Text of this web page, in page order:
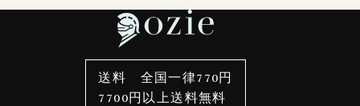
い。
ご希望の方は、「希望する」
ご不要の方は、「不要」
カフスボタンをお持ちでなくてもすぐにご着用いただけま
袖・カフス型から選ぶ
色から選ぶ
柄から選ぶ
スタイルから選ぶ
カジュアルシャツ
カフスボタン
サスペンダー
財布・名刺入れ
バッグ
送料 全国一律770円
7700円以上送料無料